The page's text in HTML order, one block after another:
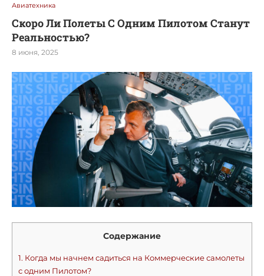
Авиатехника
Скоро Ли Полеты С Одним Пилотом Станут
Реальностью?
8 июня, 2025
Содержание
1. Когда мы начнем садиться на Коммерческие самолеты
с одним Пилотом?